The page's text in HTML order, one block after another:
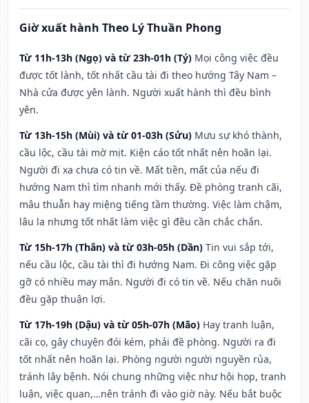
Giờ xuất hành Theo Lý Thuần Phong
Từ 11h-13h (Ngọ) và từ 23h-01h (Tý) Mọi công việc đều
được tốt lành, tốt nhất cầu tài đi theo hướng Tây Nam –
Nhà cửa được yên lành. Người xuất hành thì đều bình
yên.
Từ 13h-15h (Mùi) và từ 01-03h (Sửu) Mưu sự khó thành,
cầu lộc, cầu tài mờ mịt. Kiện cáo tốt nhất nên hoãn lại.
Người đi xa chưa có tin về. Mất tiền, mất của nếu đi
hướng Nam thì tìm nhanh mới thấy. Đề phòng tranh cãi,
mâu thuẫn hay miệng tiếng tầm thường. Việc làm chậm,
lâu la nhưng tốt nhất làm việc gì đều cần chắc chắn.
Từ 15h-17h (Thân) và từ 03h-05h (Dần) Tin vui sắp tới,
nếu cầu lộc, cầu tài thì đi hướng Nam. Đi công việc gặp
gỡ có nhiều may mắn. Người đi có tin về. Nếu chăn nuôi
đều gặp thuận lợi.
Từ 17h-19h (Dậu) và từ 05h-07h (Mão) Hay tranh luận,
cãi cọ, gây chuyện đói kém, phải đề phòng. Người ra đi
tốt nhất nên hoãn lại. Phòng người người nguyền rủa,
tránh lây bệnh. Nói chung những việc như hội họp, tranh
luận, việc quan,…nên tránh đi vào giờ này. Nếu bắt buộc